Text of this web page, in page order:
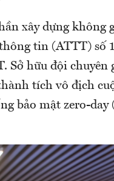
xây dựng không
tin (ATTT) số
Sở hữu đội chuyên
tích vô địch
bảo mật zero-day